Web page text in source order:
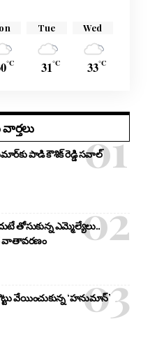
°C
Tue
31°C
Wed
33°C
పాడి కౌశిక్ రెడ్డి సవాల్
తోసుకున్న ఎమ్మెల్యేలు..
వాతావరణం
వేయించుకున్న ‘హనుమాన్’